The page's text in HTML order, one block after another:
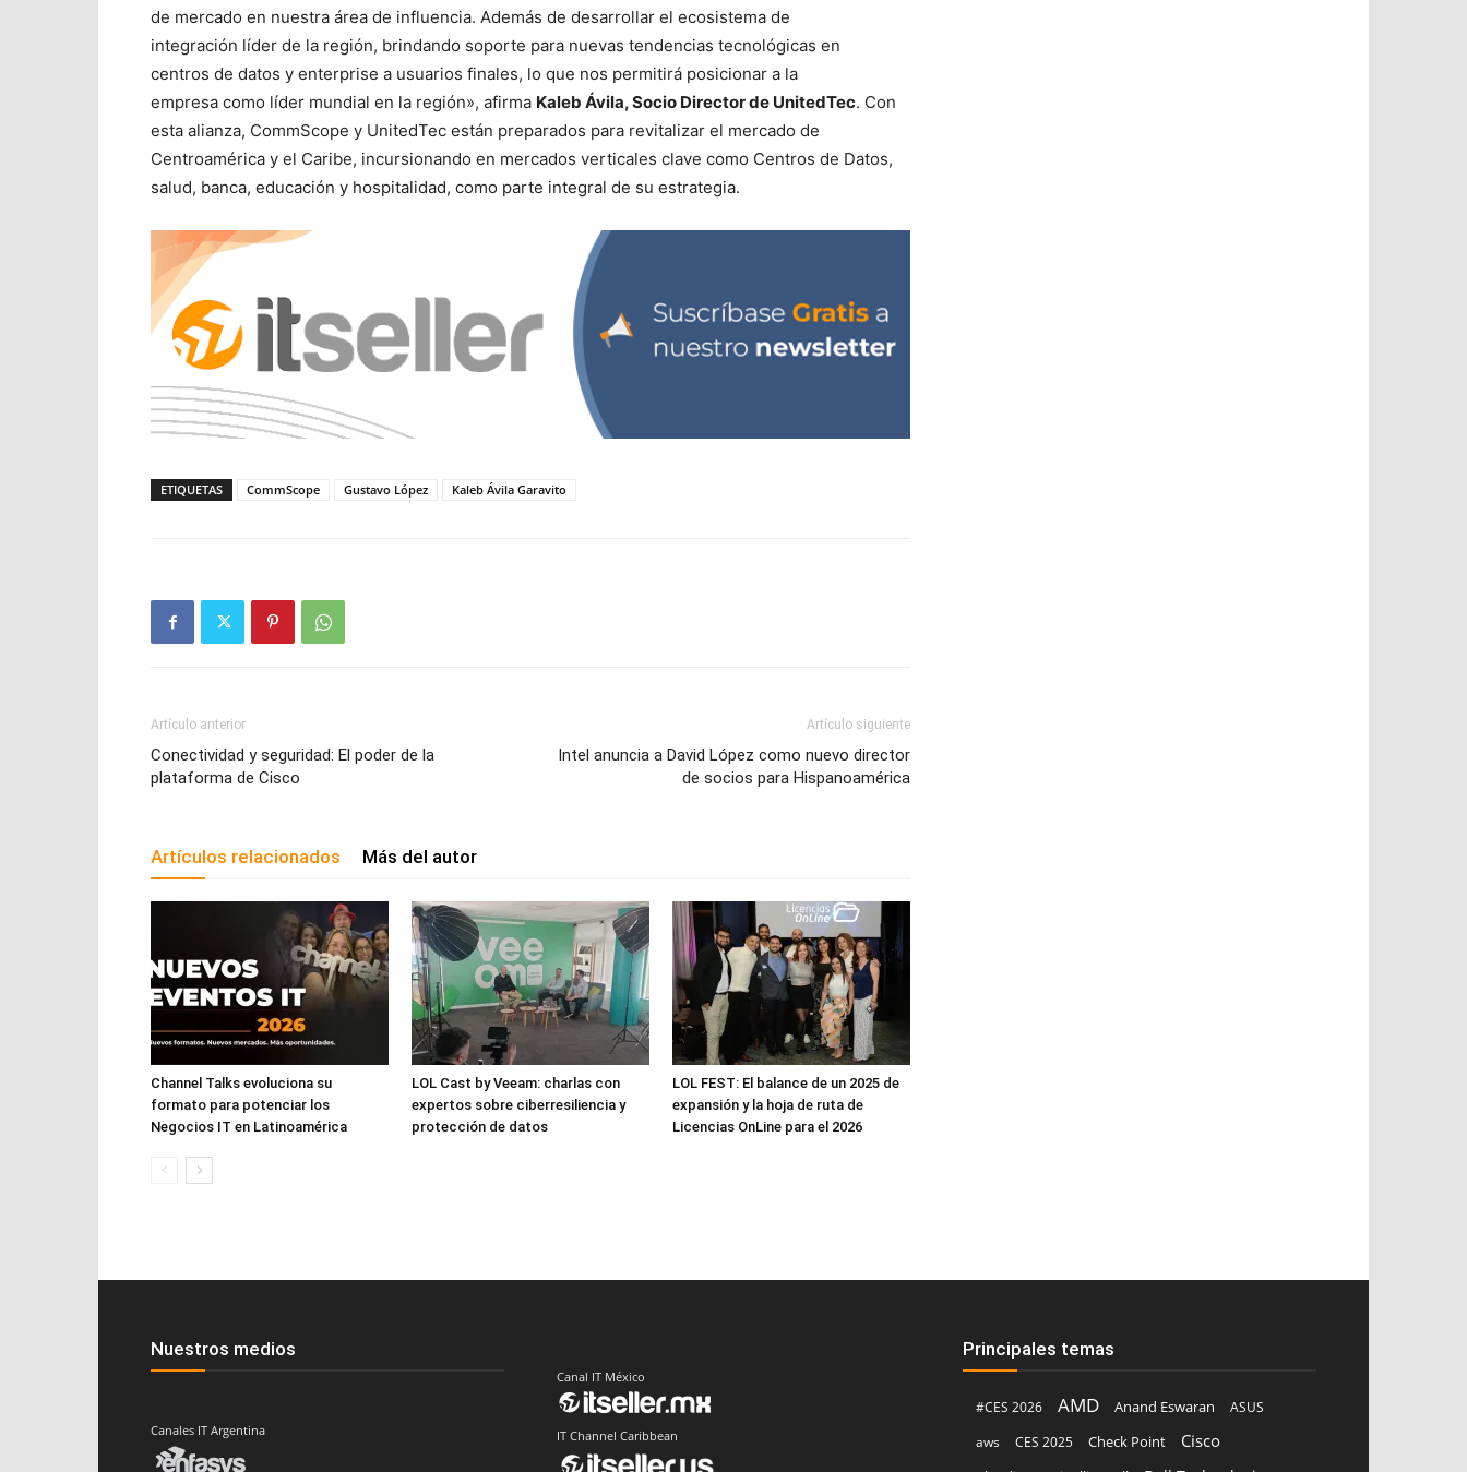
de mercado en nuestra área de influencia. Además de desarrollar el ecosistema de
integración líder de la región, brindando soporte para nuevas tendencias tecnológicas en
centros de datos y enterprise a usuarios finales, lo que nos permitirá posicionar a la
empresa como líder mundial en la región», afirma Kaleb Ávila, Socio Director de UnitedTec. Con
esta alianza, CommScope y UnitedTec están preparados para revitalizar el mercado de
Centroamérica y el Caribe, incursionando en mercados verticales clave como Centros de Datos,
salud, banca, educación y hospitalidad, como parte integral de su estrategia.
ETIQUETAS CommScope Gustavo López Kaleb Ávila Garavito
Artículo anterior
Conectividad y seguridad: El poder de la
plataforma de Cisco
Artículo siguiente
Intel anuncia a David López como nuevo director
de socios para Hispanoamérica
Artículos relacionados Más del autor
Channel Talks evoluciona su
formato para potenciar los
Negocios IT en Latinoamérica
LOL Cast by Veeam: charlas con
expertos sobre ciberresiliencia y
protección de datos
LOL FEST: El balance de un 2025 de
expansión y la hoja de ruta de
Licencias OnLine para el 2026
Nuestros medios
Canales IT Argentina
Canal IT México
IT Channel Caribbean
Principales temas
#CES 2026 AMD Anand Eswaran
ASUS
aws
CES 2025 Check Point Cisco